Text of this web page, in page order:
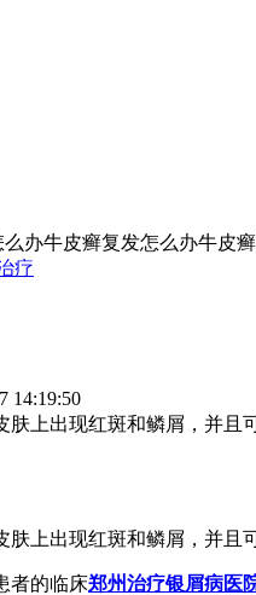
么办牛皮癣复发怎么办牛皮
疗
14:19:50
上出现红斑和鳞屑，并
上出现红斑和鳞屑，并
者的临床郑州治疗银屑病医